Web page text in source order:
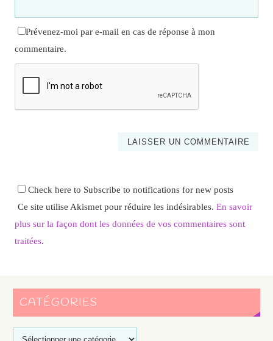
Prévenez-moi par e-mail en cas de réponse à mon
commentaire.
Check here to Subscribe to notifications for new posts
Ce site utilise Akismet pour réduire les indésirables. En savoir
plus sur la façon dont les données de vos commentaires sont
traitées.
CATÉGORIES